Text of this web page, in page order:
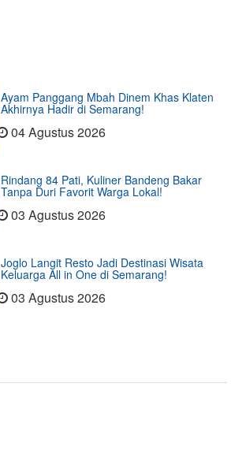
Ayam Panggang Mbah Dinem Khas Klaten
Akhirnya Hadir di Semarang!
04 Agustus 2026
Rindang 84 Pati, Kuliner Bandeng Bakar
Tanpa Duri Favorit Warga Lokal!
03 Agustus 2026
Joglo Langit Resto Jadi Destinasi Wisata
Keluarga All in One di Semarang!
03 Agustus 2026